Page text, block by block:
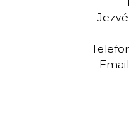
Jezvé